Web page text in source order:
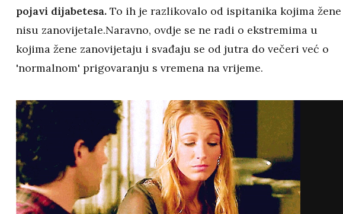
pojavi dijabetesa. To ih je razlikovalo od ispitanika kojima žene
nisu zanovijetale.Naravno, ovdje se ne radi o ekstremima u
kojima žene zanovijetaju i svađaju se od jutra do večeri već o
'normalnom' prigovaranju s vremena na vrijeme.